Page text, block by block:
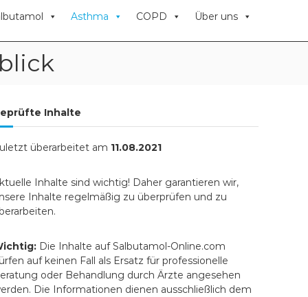
Asthma COPD Über uns
Inhalte
überarbeitet am 11.08.2021
Inhalte sind wichtig! Daher garantieren wir,
Inhalte regelmäßig zu überprüfen und zu
Die Inhalte auf Salbutamol-Online.com
auf keinen Fall als Ersatz für professionelle
oder Behandlung durch Ärzte angesehen
Die Informationen dienen ausschließlich dem